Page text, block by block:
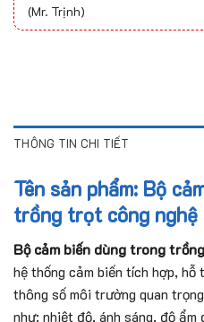
(Mr. Trịnh)
THÔNG TIN CHI TIẾT
Tên sản phẩm: Bộ
trồng trọt công nghệ
Bộ cảm biến dùng trong
hệ thống cảm biến tích hợp,
thông số môi trường quan
như: nhiệt độ, ánh sáng, độ